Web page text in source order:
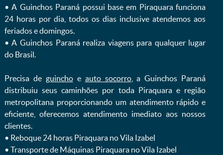
ㅤㅤ• A Guinchos Paraná possui base em Piraquara funciona
24 horas por dia, todos os dias inclusive atendemos aos
feriados e domingos.
ㅤㅤ• A Guinchos Paraná realiza viagens para qualquer lugar
do Brasil.
Precisa de guinchoe auto socorro, a Guinchos Paraná
distribuiu seus caminhões por toda Piraquara e região
metropolitana proporcionando um atendimento rápido e
eficiente, oferecemos atendimento imediato aos nossos
clientes.
ㅤㅤ• Reboque 24 horas Piraquara no Vila Izabel
ㅤㅤ• Transporte de Máquinas Piraquara no Vila Izabel